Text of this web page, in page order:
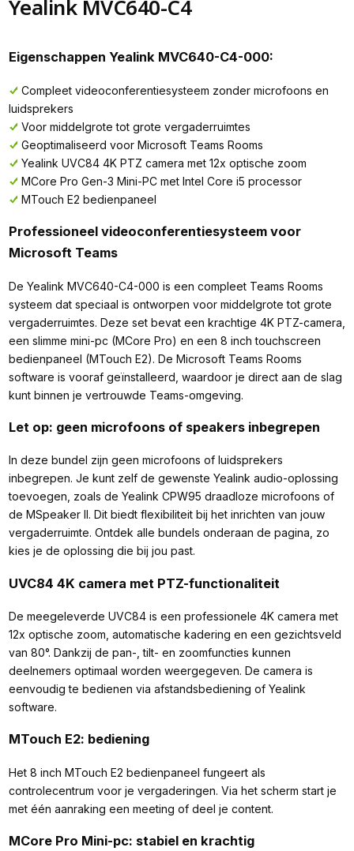
Yealink MVC640-C4
Eigenschappen Yealink MVC640-C4-000:
Compleet videoconferentiesysteem zonder microfoons en
luidsprekers
Voor middelgrote tot grote vergaderruimtes
Geoptimaliseerd voor Microsoft Teams Rooms
Yealink UVC84 4K PTZ camera met 12x optische zoom
MCore Pro Gen-3 Mini-PC met Intel Core i5 processor
MTouch E2 bedienpaneel
Professioneel videoconferentiesysteem voor
Microsoft Teams
De Yealink MVC640-C4-000 is een compleet Teams Rooms
systeem dat speciaal is ontworpen voor middelgrote tot grote
vergaderruimtes. Deze set bevat een krachtige 4K PTZ-camera,
een slimme mini-pc (MCore Pro) en een 8 inch touchscreen
bedienpaneel (MTouch E2). De Microsoft Teams Rooms
software is vooraf geïnstalleerd, waardoor je direct aan de slag
kunt binnen je vertrouwde Teams-omgeving.
Let op: geen microfoons of speakers inbegrepen
In deze bundel zijn geen microfoons of luidsprekers
inbegrepen. Je kunt zelf de gewenste Yealink audio-oplossing
toevoegen, zoals de Yealink CPW95 draadloze microfoons of
de MSpeaker II. Dit biedt flexibiliteit bij het inrichten van jouw
vergaderruimte. Ontdek alle bundels onderaan de pagina, zo
kies je de oplossing die bij jou past.
UVC84 4K camera met PTZ-functionaliteit
De meegeleverde UVC84 is een professionele 4K camera met
12x optische zoom, automatische kadering en een gezichtsveld
van 80°. Dankzij de pan-, tilt- en zoomfuncties kunnen
deelnemers optimaal worden weergegeven. De camera is
eenvoudig te bedienen via afstandsbediening of Yealink
software.
MTouch E2: bediening
Het 8 inch MTouch E2 bedienpaneel fungeert als
controlecentrum voor je vergaderingen. Via het scherm start je
met één aanraking een meeting of deel je content.
MCore Pro Mini-pc: stabiel en krachtig